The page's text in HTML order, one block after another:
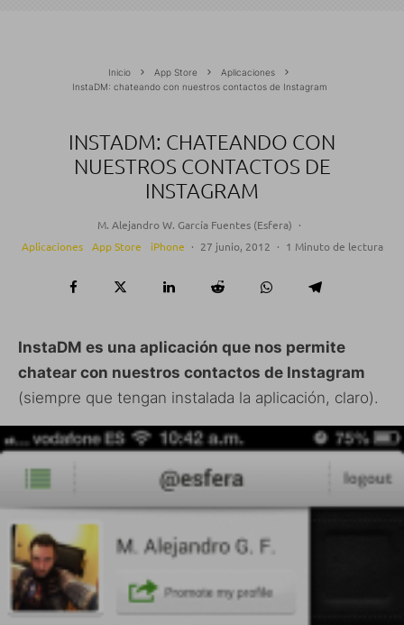
Inicio App Store
Aplicaciones
InstaDM: chateando con nuestros contactos de Instagram
INSTADM: CHATEANDO CON
NUESTROS CONTACTOS DE
INSTAGRAM
M. Alejandro W. García Fuentes (Esfera) ·
Aplicaciones
App Store iPhone · 27 junio, 2012 · 1 Minuto de lectura
InstaDM es una aplicación que nos permite
chatear con nuestros contactos de Instagram
(siempre que tengan instalada la aplicación, claro).